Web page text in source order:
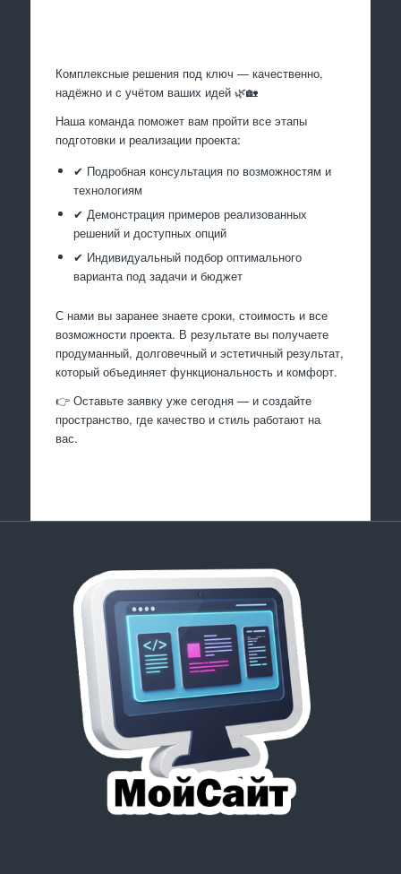
Комплексные решения под ключ — качественно,
надёжно и с учётом ваших идей 🌿🏡
Наша команда поможет вам пройти все этапы
подготовки и реализации проекта:
✔ Подробная консультация по возможностям и
технологиям
✔ Демонстрация примеров реализованных
решений и доступных опций
✔ Индивидуальный подбор оптимального
варианта под задачи и бюджет
С нами вы заранее знаете сроки, стоимость и все
возможности проекта. В результате вы получаете
продуманный, долговечный и эстетичный результат,
который объединяет функциональность и комфорт.
👉 Оставьте заявку уже сегодня — и создайте
пространство, где качество и стиль работают на
вас.